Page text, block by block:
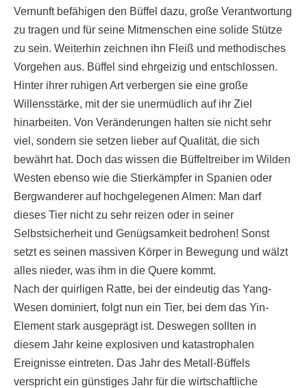
Vernunft befähigen den Büffel dazu, große Verantwortung
zu tragen und für seine Mitmenschen eine solide Stütze
zu sein. Weiterhin zeichnen ihn Fleiß und methodisches
Vorgehen aus. Büffel sind ehrgeizig und entschlossen.
Hinter ihrer ruhigen Art verbergen sie eine große
Willensstärke, mit der sie unermüdlich auf ihr Ziel
hinarbeiten. Von Veränderungen halten sie nicht sehr
viel, sondern sie setzen lieber auf Qualität, die sich
bewährt hat. Doch das wissen die Büffeltreiber im Wilden
Westen ebenso wie die Stierkämpfer in Spanien oder
Bergwanderer auf hochgelegenen Almen: Man darf
dieses Tier nicht zu sehr reizen oder in seiner
Selbstsicherheit und Genügsamkeit bedrohen! Sonst
setzt es seinen massiven Körper in Bewegung und wälzt
alles nieder, was ihm in die Quere kommt.
Nach der quirligen Ratte, bei der eindeutig das Yang-
Wesen dominiert, folgt nun ein Tier, bei dem das Yin-
Element stark ausgeprägt ist. Deswegen sollten in
diesem Jahr keine explosiven und katastrophalen
Ereignisse eintreten. Das Jahr des Metall-Büffels
verspricht ein günstiges Jahr für die wirtschaftliche